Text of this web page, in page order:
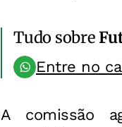
Tudo sobre
Entre no
A comissão